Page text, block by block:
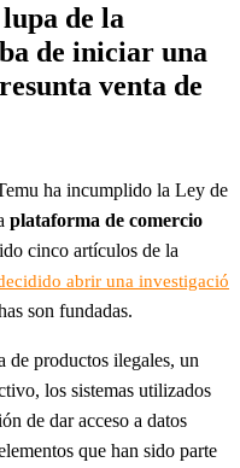
de la
de iniciar una
venta de
ha incumplido la Ley de
plataforma de comercio
cinco artículos de la
abrir una investigació
son fundadas.
de productos ilegales, un
los sistemas utilizados
de dar acceso a datos
que han sido parte